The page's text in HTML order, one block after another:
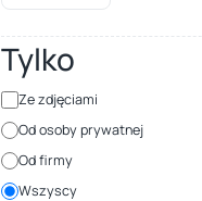
Tylko
Ze zdjęciami
Od osoby prywatnej
Od firmy
Wszyscy